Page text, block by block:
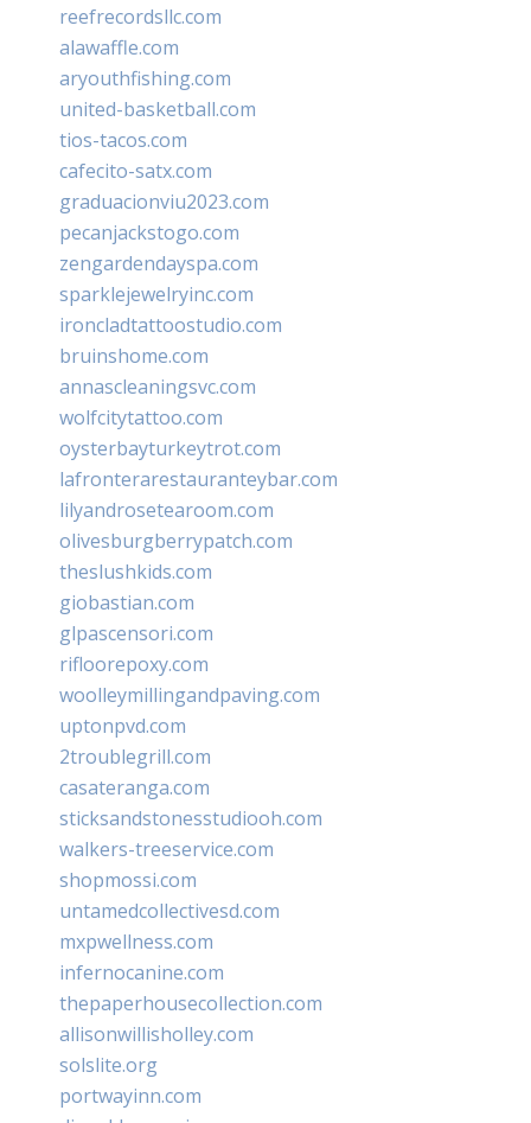
reefrecordsllc.com
alawaffle.com
aryouthfishing.com
united-basketball.com
tios-tacos.com
cafecito-satx.com
graduacionviu2023.com
pecanjackstogo.com
zengardendayspa.com
sparklejewelryinc.com
ironcladtattoostudio.com
bruinshome.com
annascleaningsvc.com
wolfcitytattoo.com
oysterbayturkeytrot.com
lafronterarestauranteybar.com
lilyandrosetearoom.com
olivesburgberrypatch.com
theslushkids.com
giobastian.com
glpascensori.com
rifloorepoxy.com
woolleymillingandpaving.com
uptonpvd.com
2troublegrill.com
casateranga.com
sticksandstonesstudiooh.com
walkers-treeservice.com
shopmossi.com
untamedcollectivesd.com
mxpwellness.com
infernocanine.com
thepaperhousecollection.com
allisonwillisholley.com
solslite.org
portwayinn.com